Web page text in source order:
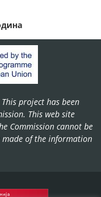
project has been
This web site
Commission cannot be
made of the information